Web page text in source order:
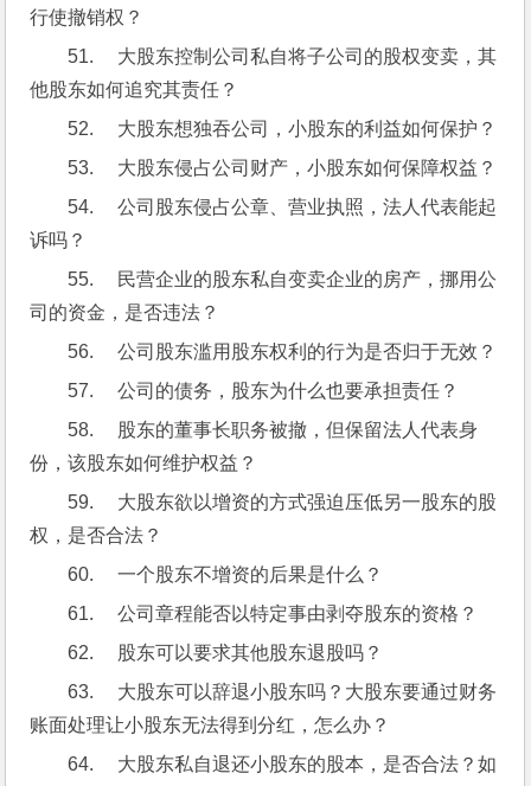
行使撤销权？
51.     大股东控制公司私自将子公司的股权变卖，其
他股东如何追究其责任？
52.     大股东想独吞公司，小股东的利益如何保护？
53.     大股东侵占公司财产，小股东如何保障权益？
54.     公司股东侵占公章、营业执照，法人代表能起
诉吗？
55.     民营企业的股东私自变卖企业的房产，挪用公
司的资金，是否违法？
56.     公司股东滥用股东权利的行为是否归于无效？
57.     公司的债务，股东为什么也要承担责任？
58.     股东的董事长职务被撤，但保留法人代表身
份，该股东如何维护权益？
59.     大股东欲以增资的方式强迫压低另一股东的股
权，是否合法？
60.     一个股东不增资的后果是什么？
61.     公司章程能否以特定事由剥夺股东的资格？
62.     股东可以要求其他股东退股吗？
63.     大股东可以辞退小股东吗？大股东要通过财务
账面处理让小股东无法得到分红，怎么办？
64.     大股东私自退还小股东的股本，是否合法？如